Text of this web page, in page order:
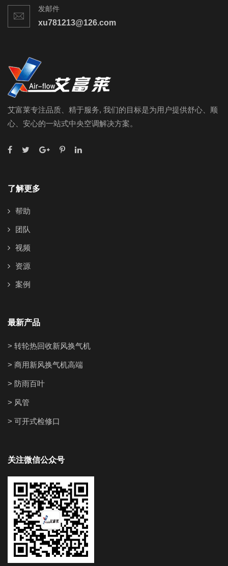
发邮件
xu781213@126.com
艾富莱专注品质、精于服务, 我们的目标是为用户提供舒心、顺
心、安心的一站式中央空调解决方案。
了解更多
帮助
团队
视频
资源
案例
最新产品
> 转轮热回收新风换气机
> 商用新风换气机高端
> 防雨百叶
> 风管
> 可开式检修口
关注微信公众号